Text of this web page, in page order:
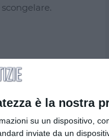
è la nostra
su un dispositivo,
inviate da un